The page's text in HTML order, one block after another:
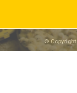
© Copyright